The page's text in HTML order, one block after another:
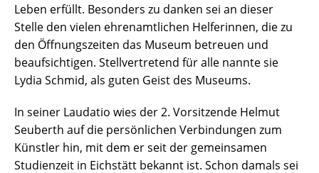
Leben erfüllt. Besonders zu danken sei an dieser
Stelle den vielen ehrenamtlichen Helferinnen, die zu
den Öffnungszeiten das Museum betreuen und
beaufsichtigen. Stellvertretend für alle nannte sie
Lydia Schmid, als guten Geist des Museums.
In seiner Laudatio wies der 2. Vorsitzende Helmut
Seuberth auf die persönlichen Verbindungen zum
Künstler hin, mit dem er seit der gemeinsamen
Studienzeit in Eichstätt bekannt ist. Schon damals sei